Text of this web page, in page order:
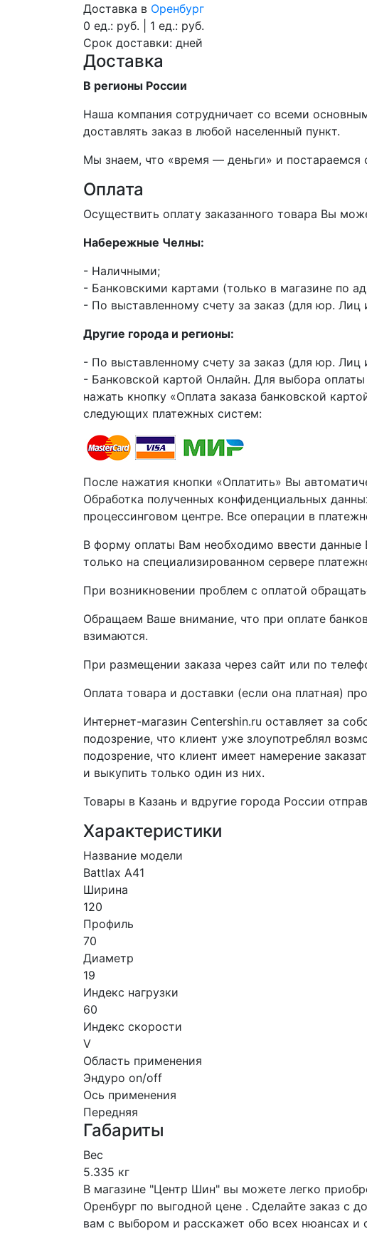
Доставка в Оренбург
0 ед.: руб. 1 ед.: руб.
Срок доставки: дней
Доставка
В регионы России
Наша компания сотрудничает со всеми
доставлять заказ в любой населенный пункт.
Мы знаем, что «время — деньги» и
Оплата
Осуществить оплату заказанного товара Вы
Набережные Челны:
- Наличными;
- Банковскими картами (только в магазине по
- По выставленному счету за заказ (для юр. Лиц
Другие города и регионы:
- По выставленному счету за заказ (для юр. Лиц
- Банковской картой Онлайн. Для выбора
нажать кнопку «Оплата заказа банковской
следующих платежных систем:
После нажатия кнопки «Оплатить» Вы
Обработка полученных конфиденциальных
процессинговом центре. Все операции в
В форму оплаты Вам необходимо ввести
только на специализированном сервере
При возникновении проблем с оплатой
Обращаем Ваше внимание, что при оплате
взимаются.
При размещении заказа через сайт или по
Оплата товара и доставки (если она платная)
Интернет-магазин Centershin.ru оставляет за
подозрение, что клиент уже злоупотреблял
подозрение, что клиент имеет намерение
и выкупить только один из них.
Товары в Казань и вдругие города России
Характеристики
Название модели
Battlax A41
Ширина
120
Профиль
70
Диаметр
19
Индекс нагрузки
60
Индекс скорости
V
Область применения
Эндуро on/off
Ось применения
Передняя
Габариты
Вес
5.335 кг
В магазине "Центр Шин" вы можете легко
Оренбург по выгодной цене . Сделайте заказ с
вам с выбором и расскажет обо всех нюансах и